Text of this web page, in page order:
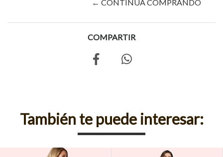
← CONTINÚA COMPRANDO
COMPARTIR
También te puede interesar: